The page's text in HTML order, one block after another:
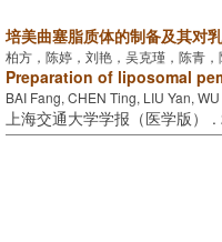
培美曲塞脂质体的制备及其对
柏方，陈婷，刘艳，吴克瑾，陈青
Preparation of liposomal
BAI Fang, CHEN Ting, LIU Yan,
上海交通大学学报（医学版）